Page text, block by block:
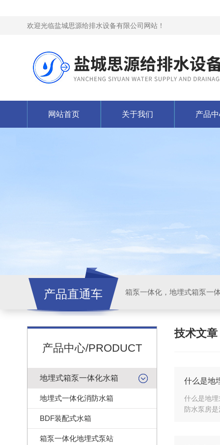
欢迎光临盐城思源给排水设备有限公司网站！
网站首页 关于我们 产品
产品直通车
产品中心/PRODUCT
地埋式箱泵一体化水箱
地埋式一体化消防水箱
BDF装配式水箱
箱泵一体化地埋式泵站
技术文章
什么是地
什么是地
防水泵房